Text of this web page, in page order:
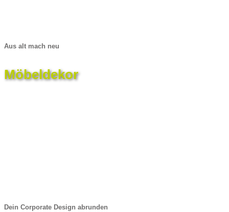
Aus alt mach neu
Möbeldekor
Dein Corporate Design abrunden